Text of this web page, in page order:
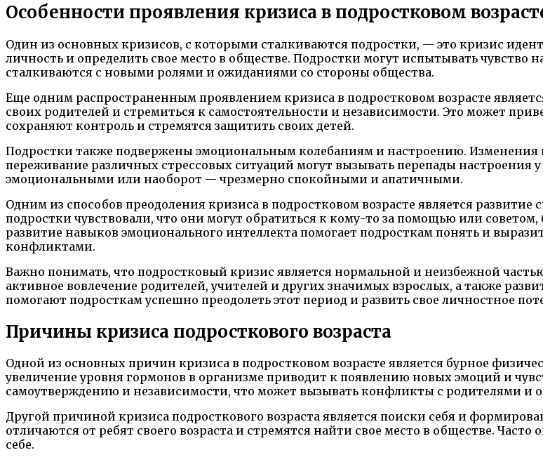
Особенности проявления кризиса в подростковом
Один из основных кризисов, с которыми сталкиваются подростки, — это кризис
личность и определить свое место в обществе. Подростки могут испытывать чувство
сталкиваются с новыми ролями и ожиданиями со стороны общества.
Еще одним распространенным проявлением кризиса в подростковом возрасте
своих родителей и стремиться к самостоятельности и независимости. Это может
сохраняют контроль и стремятся защитить своих детей.
Подростки также подвержены эмоциональным колебаниям и настроению. Изменения
переживание различных стрессовых ситуаций могут вызывать перепады настроения
эмоциональными или наоборот — чрезмерно спокойными и апатичными.
Одним из способов преодоления кризиса в подростковом возрасте является
подростки чувствовали, что они могут обратиться к кому-то за помощью или
развитие навыков эмоционального интеллекта помогает подросткам понять и
конфликтами.
Важно понимать, что подростковый кризис является нормальной и неизбежной
активное вовлечение родителей, учителей и других значимых взрослых, а также
помогают подросткам успешно преодолеть этот период и развить свое личностное
Причины кризиса подросткового возраста
Одной из основных причин кризиса в подростковом возрасте является бурное
увеличение уровня гормонов в организме приводит к появлению новых эмоций и
самоутверждению и независимости, что может вызывать конфликты с родителями
Другой причиной кризиса подросткового возраста является поиски себя и
отличаются от ребят своего возраста и стремятся найти свое место в обществе.
себе.